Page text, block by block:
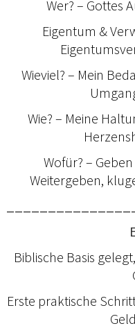
Wer? – Gottes
Eigentum &
Wieviel? – Mein
Wie? – Meine
Wofür? –
Weitergeben,
Biblische Basis
Erste praktische